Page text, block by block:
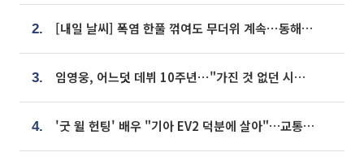
2. [내일 날씨] 폭염 한풀 꺾여도 무더위 계속⋯동해안 이틀 연속 비
3. 임영웅, 어느덧 데뷔 10주년⋯"가진 것 없던 시절, 내 앞엔 20명의 팬뿐"
4. '굿 윌 헌팅' 배우 "기아 EV2 덕분에 살아"…교통사고 후 안전성 극찬